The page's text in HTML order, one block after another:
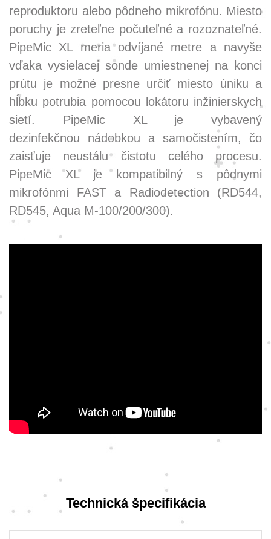
reproduktoru alebo pôdneho mikrofónu. Miesto
poruchy je zreteľne počuteľné a rozoznateľné.
PipeMic XL meria odvíjané metre a navyše
vďaka vysielacej sonde umiestnenej na konci
prútu je možné presne určiť miesto úniku a
hĺbku potrubia pomocou lokátoru inžinierskych
sietí. PipeMic XL je vybavený
dezinfekčnou nádobkou a samočistením, čo
zaisťuje neustálu čistotu celého procesu.
PipeMic XL je kompatibilný s pôdnymi
mikrofónmi FAST a Radiodetection (RD544,
RD545, Aqua M-100/200/300).
Technická špecifikácia